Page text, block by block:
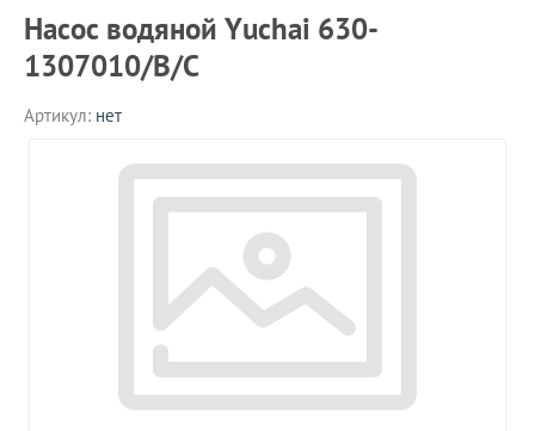
Насос водяной Yuchai 630-
1307010/B/C
Артикул: нет